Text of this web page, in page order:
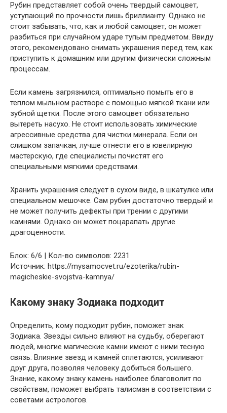
Рубин представляет собой очень твердый самоцвет,
уступающий по прочности лишь бриллианту. Однако не
стоит забывать, что, как и любой самоцвет, он может
разбиться при случайном ударе тупым предметом. Ввиду
этого, рекомендовано снимать украшения перед тем, как
приступить к домашним или другим физически сложным
процессам.
Если камень загрязнился, оптимально помыть его в
теплом мыльном растворе с помощью мягкой ткани или
зубной щетки. После этого самоцвет обязательно
вытереть насухо. Не стоит использовать химические
агрессивные средства для чистки минерала. Если он
слишком запачкан, лучше отнести его в ювелирную
мастерскую, где специалисты почистят его
специальными мягкими средствами.
Хранить украшения следует в сухом виде, в шкатулке или
специальном мешочке. Сам рубин достаточно твердый и
не может получить дефекты при трении с другими
камнями. Однако он может поцарапать другие
драгоценности.
Блок: 6/6 | Кол-во символов: 2231
Источник: https://mysamocvet.ru/ezoterika/rubin-
magicheskie-svojstva-kamnya/
Какому знаку Зодиака подходит
Определить, кому подходит рубин, поможет знак
Зодиака. Звезды сильно влияют на судьбу, оберегают
людей, многие магические камни имеют с ними тесную
связь. Влияние звезд и камней сплетаются, усиливают
друг друга, позволяя человеку добиться большего.
Знание, какому знаку камень наиболее благоволит по
свойствам, поможет выбрать талисман в соответствии с
советами астрологов.